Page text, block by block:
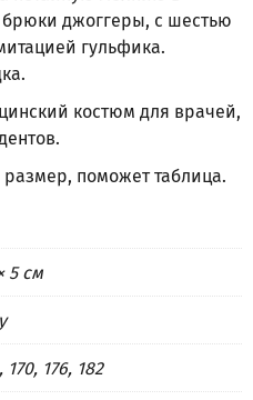
джоггеры, с шестью
гульфика.
костюм для врачей,
размер, поможеттаблица.
5 см
170, 176, 182